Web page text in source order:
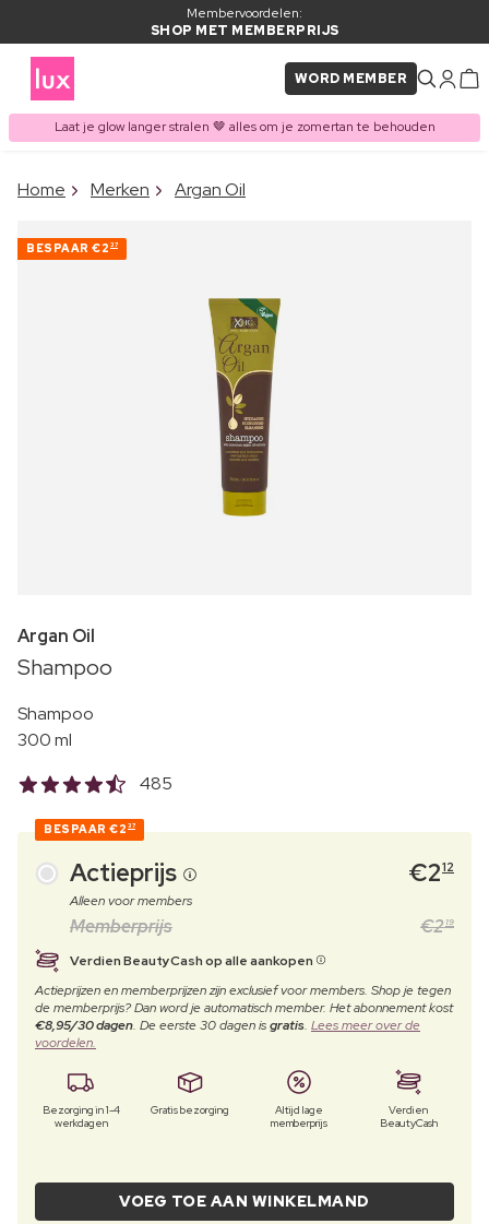
Membervoordelen:
SHOP MET MEMBERPRIJS
WORD MEMBER
Laat je glow langer stralen 🤎 alles om je zomertan te behouden
ITEM TOEGEVOEGD AAN
Vaak samen gekocht met
Home Merken Argan Oil
BESPAAR €2 37
Argan Oil
Shampoo
Shampoo
300 ml
485
BESPAAR €2 37
Actieprijs €212
Alleen voor members
Memberprijs €2 19
Verdien BeautyCash op alle aankopen
Actieprijzen en memberprijzen zijn exclusief voor members. Shop je tegen
de memberprijs? Dan word je automatisch member. Het abonnement kost
€8,95/30 dagen. De eerste 30 dagen isgratis. Lees meer over de
voordelen.
Bezorging in 1-4
werkdagen
Gratis bezorging
Altijd lage
memberprijs
Verdien
BeautyCash
VOEG TOE AAN WINKELMAND